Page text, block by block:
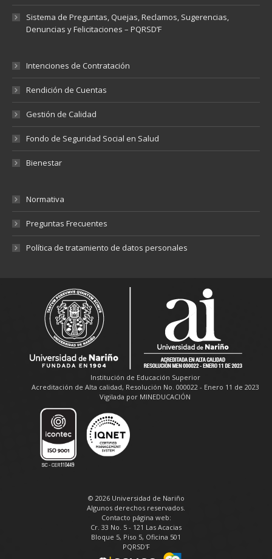
Sistema de Preguntas, Quejas, Reclamos, Sugerencias,
Denuncias y Felicitaciones – PQRSD’F
Intenciones de Contratación
Rendición de Cuentas
Gestión de Calidad
Fondo de Seguridad Social en Salud
Bienestar
Normativa
Preguntas Frecuentes
Política de tratamiento de datos personales
Institución de Educación Superior
Acreditación de Alta calidad, Resolución No. 000022 - Enero 11 de 2023
Vigilada por MINEDUCACIÓN
© 2026 Universidad de Nariño
Algunos derechos reservados.
Contacto página web:
Cr. 33 No. 5 - 121 Las Acacias
Bloque 5, Piso 5, Oficina 501
PQRSD'F